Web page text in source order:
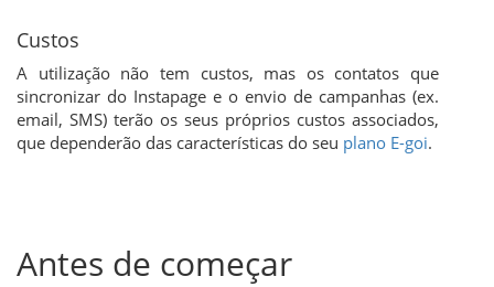
Custos
A utilização não tem custos, mas os contatos que
sincronizar do Instapage e o envio de campanhas (ex.
email, SMS) terão os seus próprios custos associados,
que dependerão das características do seu plano E-goi.
Antes de começar